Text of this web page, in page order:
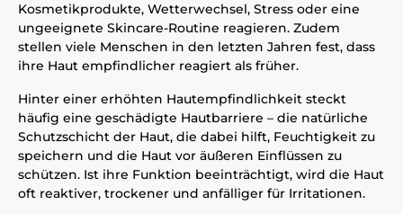
Kosmetikprodukte, Wetterwechsel, Stress oder eine
ungeeignete Skincare-Routine reagieren. Zudem
stellen viele Menschen in den letzten Jahren fest, dass
ihre Haut empfindlicher reagiert als früher.
Hinter einer erhöhten Hautempfindlichkeit steckt
häufig eine geschädigte Hautbarriere – die natürliche
Schutzschicht der Haut, die dabei hilft, Feuchtigkeit zu
speichern und die Haut vor äußeren Einflüssen zu
schützen. Ist ihre Funktion beeinträchtigt, wird die Haut
oft reaktiver, trockener und anfälliger für Irritationen.